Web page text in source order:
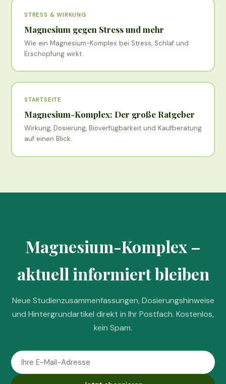
STRESS & WIRKUNG
Magnesium gegen Stress und mehr
Wie ein Magnesium-Komplex bei Stress, Schlaf und
Erschöpfung wirkt.
STARTSEITE
Magnesium-Komplex: Der große Ratgeber
Wirkung, Dosierung, Bioverfügbarkeit und Kaufberatung
auf einen Blick.
Magnesium-Komplex –
aktuell informiert bleiben
Neue Studienzusammenfassungen, Dosierungshinweise
und Hintergrundartikel direkt in Ihr Postfach. Kostenlos,
kein Spam.